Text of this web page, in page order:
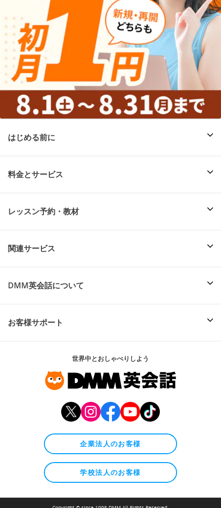
はじめる前に
料金とサービス
レッスン予約・教材
関連サービス
DMM英会話について
お客様サポート
世界中とおしゃべりしよう
企業法人のお客様
学校法人のお客様